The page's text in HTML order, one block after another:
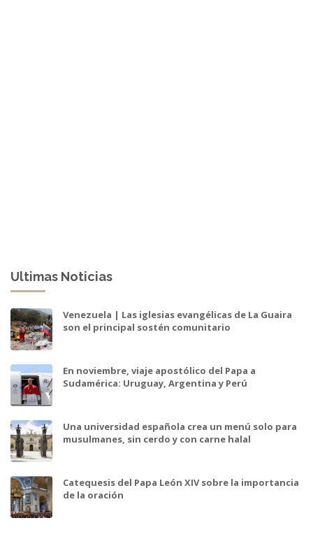
Ultimas Noticias
Venezuela | Las iglesias evangélicas de La Guaira
son el principal sostén comunitario
En noviembre, viaje apostólico del Papa a
Sudamérica: Uruguay, Argentina y Perú
Una universidad española crea un menú solo para
musulmanes, sin cerdo y con carne halal
Catequesis del Papa León XIV sobre la importancia
de la oración